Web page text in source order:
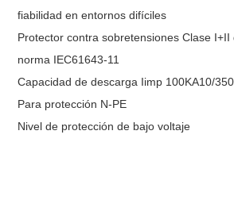
fiabilidad en entornos difíciles
Protector contra sobretensiones Clase I+II
norma IEC61643-11
Capacidad de descarga Iimp 100KA10/350
Para protección N-PE
Nivel de protección de bajo voltaje